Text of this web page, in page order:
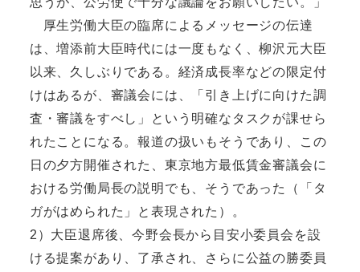
厚生労働大臣の臨席によるメッセージの伝達
は、増添前大臣時代には一度もなく、柳沢元大臣
以来、久しぶりである。経済成長率などの限定付
けはあるが、審議会には、「引き上げに向けた調
査・審議をすべし」という明確なタスクが課せら
れたことになる。報道の扱いもそうであり、この
日の夕方開催された、東京地方最低賃金審議会に
おける労働局長の説明でも、そうであった（「タ
ガがはめられた」と表現された）。
2）大臣退席後、今野会長から目安小委員会を設
ける提案があり、了承され、さらに公益の勝委員